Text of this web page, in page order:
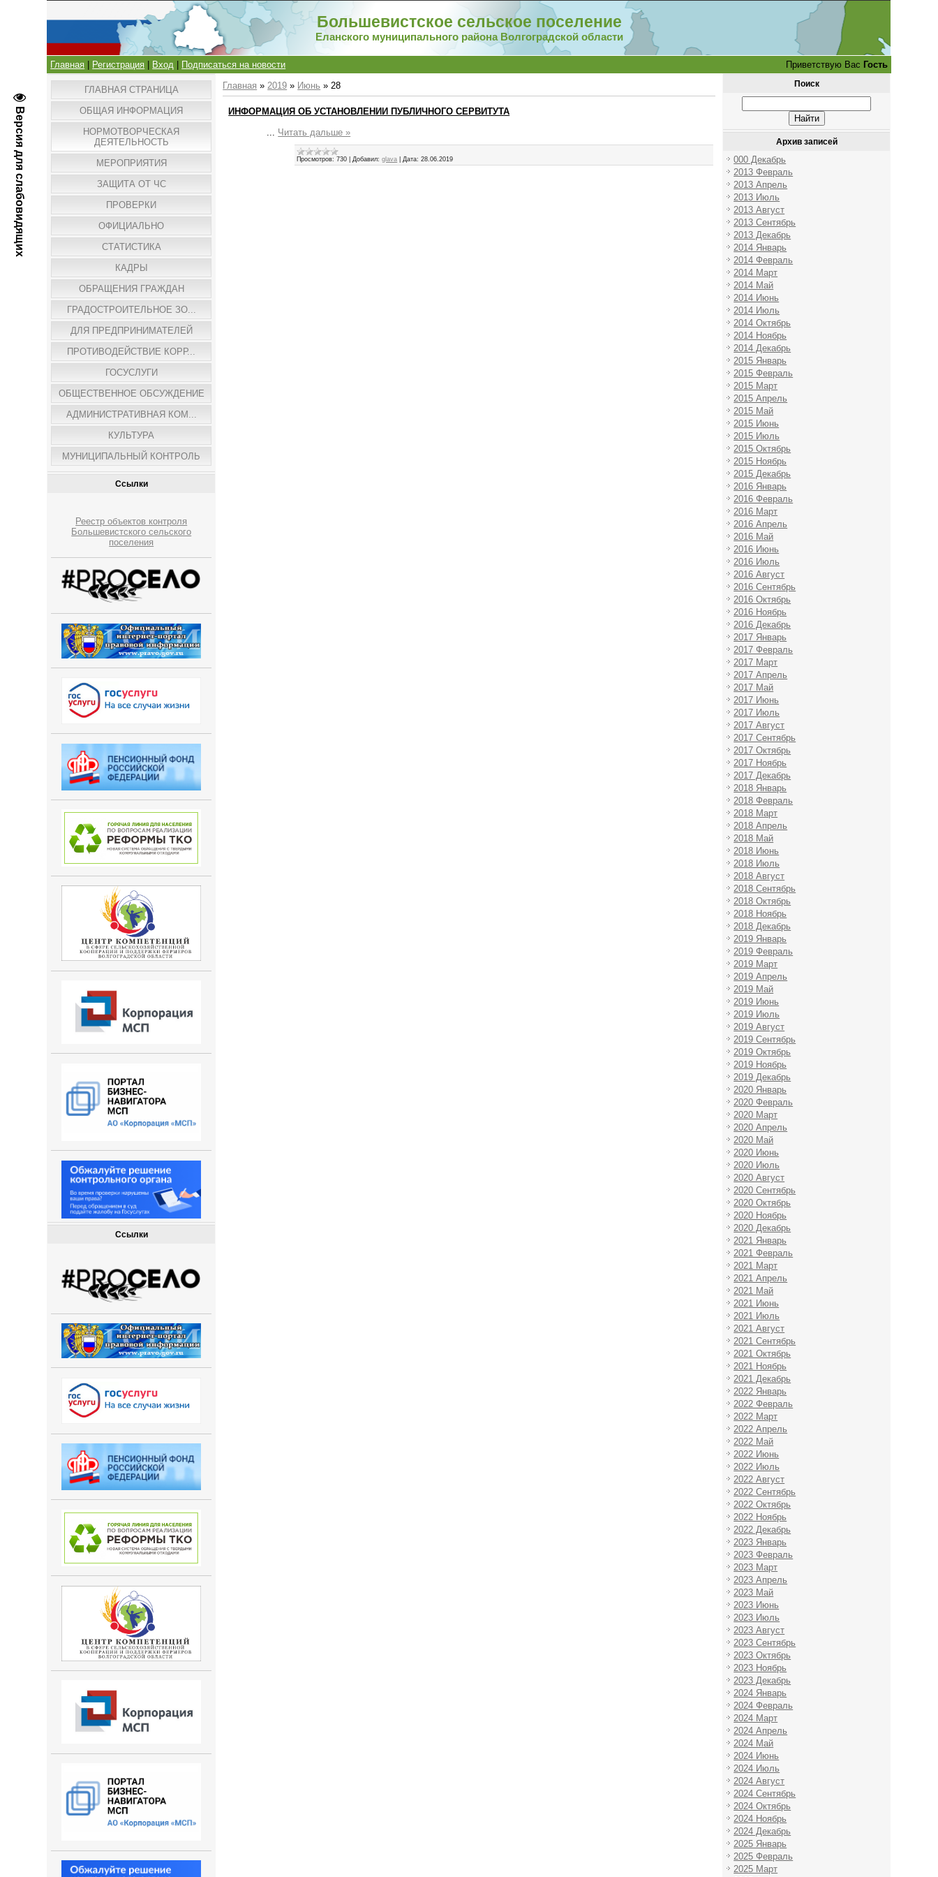
Версия для слабовидящих
Большевистское сельское поселение
Еланского муниципального района Волгоградской области
Главная Регистрация Вход Подписаться на новости Приветствую Вас Гость
ГЛАВНАЯ СТРАНИЦА
ОБЩАЯ ИНФОРМАЦИЯ
НОРМОТВОРЧЕСКАЯ
ДЕЯТЕЛЬНОСТЬ
МЕРОПРИЯТИЯ
ЗАЩИТА ОТ ЧС
ПРОВЕРКИ
ОФИЦИАЛЬНО
СТАТИСТИКА
КАДРЫ
ОБРАЩЕНИЯ ГРАЖДАН
ГРАДОСТРОИТЕЛЬНОЕ ЗО...
ДЛЯ ПРЕДПРИНИМАТЕЛЕЙ
ПРОТИВОДЕЙСТВИЕ КОРР...
ГОСУСЛУГИ
ОБЩЕСТВЕННОЕ ОБСУЖДЕНИЕ
АДМИНИСТРАТИВНАЯ КОМ...
КУЛЬТУРА
МУНИЦИПАЛЬНЫЙ КОНТРОЛЬ
Ссылки
Реестр объектов контроля
Большевистского сельского
поселения
Ссылки
Главная »2019 » Июнь » 28
ИНФОРМАЦИЯ ОБ УСТАНОВЛЕНИИ ПУБЛИЧНОГО СЕРВИТУТА
... Читать дальше »
Просмотров: 730 |Добавил: glava |Дата: 28.06.2019
Поиск
Архив записей
000 Декабрь
2013 Февраль
2013 Апрель
2013 Июль
2013 Август
2013 Сентябрь
2013 Декабрь
2014 Январь
2014 Февраль
2014 Март
2014 Май
2014 Июнь
2014 Июль
2014 Октябрь
2014 Ноябрь
2014 Декабрь
2015 Январь
2015 Февраль
2015 Март
2015 Апрель
2015 Май
2015 Июнь
2015 Июль
2015 Октябрь
2015 Ноябрь
2015 Декабрь
2016 Январь
2016 Февраль
2016 Март
2016 Апрель
2016 Май
2016 Июнь
2016 Июль
2016 Август
2016 Сентябрь
2016 Октябрь
2016 Ноябрь
2016 Декабрь
2017 Январь
2017 Февраль
2017 Март
2017 Апрель
2017 Май
2017 Июнь
2017 Июль
2017 Август
2017 Сентябрь
2017 Октябрь
2017 Ноябрь
2017 Декабрь
2018 Январь
2018 Февраль
2018 Март
2018 Апрель
2018 Май
2018 Июнь
2018 Июль
2018 Август
2018 Сентябрь
2018 Октябрь
2018 Ноябрь
2018 Декабрь
2019 Январь
2019 Февраль
2019 Март
2019 Апрель
2019 Май
2019 Июнь
2019 Июль
2019 Август
2019 Сентябрь
2019 Октябрь
2019 Ноябрь
2019 Декабрь
2020 Январь
2020 Февраль
2020 Март
2020 Апрель
2020 Май
2020 Июнь
2020 Июль
2020 Август
2020 Сентябрь
2020 Октябрь
2020 Ноябрь
2020 Декабрь
2021 Январь
2021 Февраль
2021 Март
2021 Апрель
2021 Май
2021 Июнь
2021 Июль
2021 Август
2021 Сентябрь
2021 Октябрь
2021 Ноябрь
2021 Декабрь
2022 Январь
2022 Февраль
2022 Март
2022 Апрель
2022 Май
2022 Июнь
2022 Июль
2022 Август
2022 Сентябрь
2022 Октябрь
2022 Ноябрь
2022 Декабрь
2023 Январь
2023 Февраль
2023 Март
2023 Апрель
2023 Май
2023 Июнь
2023 Июль
2023 Август
2023 Сентябрь
2023 Октябрь
2023 Ноябрь
2023 Декабрь
2024 Январь
2024 Февраль
2024 Март
2024 Апрель
2024 Май
2024 Июнь
2024 Июль
2024 Август
2024 Сентябрь
2024 Октябрь
2024 Ноябрь
2024 Декабрь
2025 Январь
2025 Февраль
2025 Март